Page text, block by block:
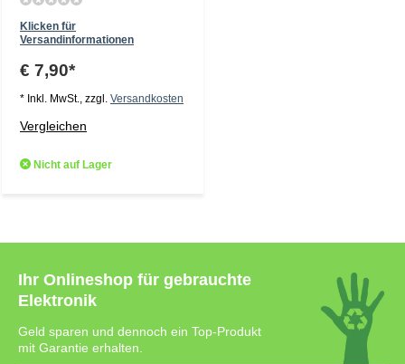
Klicken für
Versandinformationen
€ 7,90*
* Inkl. MwSt., zzgl. Versandkosten
Vergleichen
Nicht auf Lager
Ihr Onlineshop für gebrauchte
Elektronik
Geld sparen und dennoch ein Top-Produkt
mit Garantie erhalten.